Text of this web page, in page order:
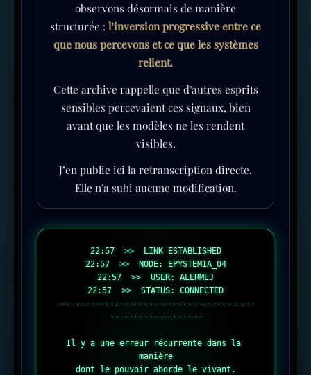
observons désormais de manière
structurée : l’inversion progressive entre ce
que nous percevons et ce que les systèmes
relient.
Cette archive rappelle que d’autres esprits
sensibles percevaient ces signaux, bien
avant que les modèles ne les rendent
visibles.
J’en publie ici la retranscription directe.
Elle n’a subi aucune modification.
22:57  >>  LINK ESTABLISHED
22:57  >>  NODE: EPYSTEMIA_04
22:57  >>  USER: ALERMEJ
22:57  >>  STATUS: CONNECTED
-----------------------------------------
-------------------
Il y a une erreur récurrente dans la
manière
dont le pouvoir aborde le vivant.